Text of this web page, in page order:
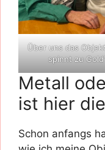
Über uns das
spinnt zu
Metall
ist hier
Schon anfangs